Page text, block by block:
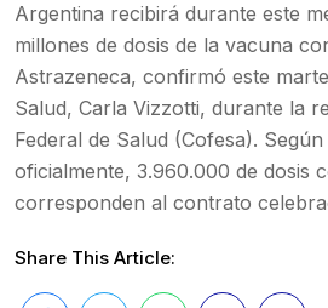
Argentina recibirá durante este
millones de dosis de la vacuna
Astrazeneca, confirmó este
Salud, Carla Vizzotti, durante la
Federal de Salud (Cofesa).
oficialmente, 3.960.000 de dosis
corresponden al contrato
Share This Article: